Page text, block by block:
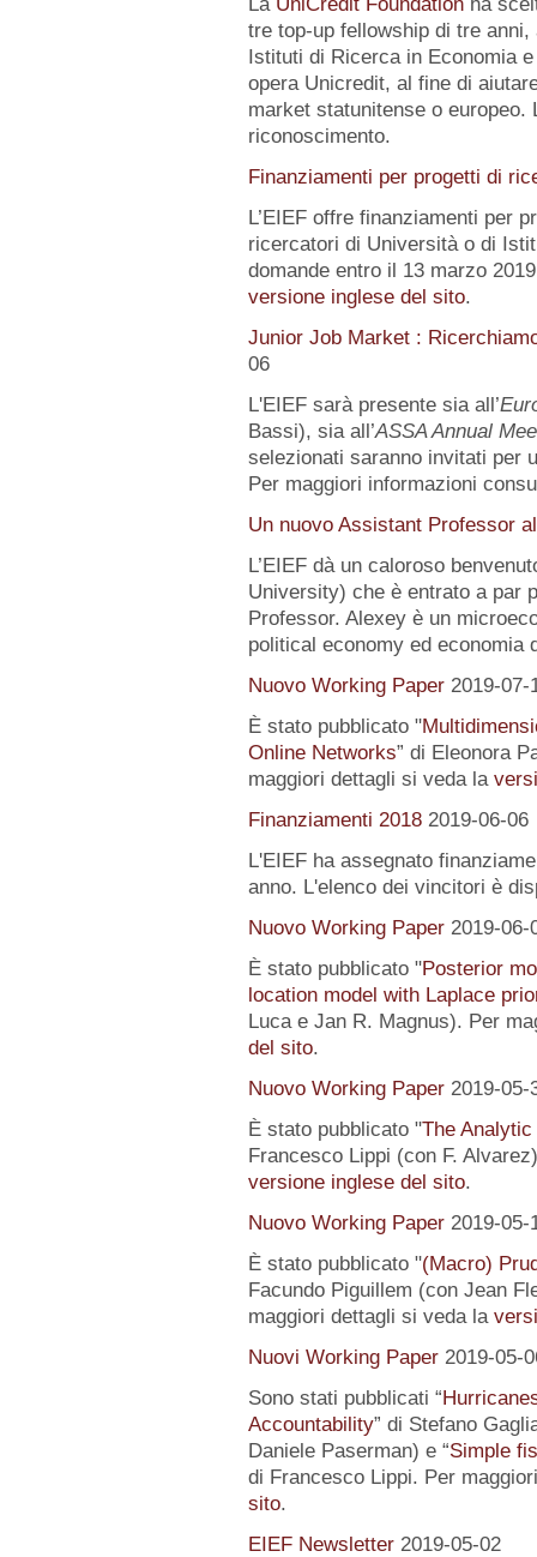
tre top-up fellowship di tre
Istituti di Ricerca in Economia
opera Unicredit, al fine di
market statunitense o europeo.
riconoscimento.
Finanziamenti per progetti di
L’EIEF offre finanziamenti per
ricercatori di Università o di
domande entro il 13 marzo
versione inglese del sito.
Junior Job Market :
06
L'EIEF sarà presente sia all’
Bassi), sia all’ASSA Annual
selezionati saranno invitati per
Per maggiori informazioni
Un nuovo Assistant Professor
L’EIEF dà un caloroso
University) che è entrato a par
Professor. Alexey è un
political economy ed
Nuovo Working Paper 2019-07-
È stato pubblicato "
Online Networks” di Eleonora
maggiori dettagli si veda la
Finanziamenti 2018 2019-06-06
L'EIEF ha assegnato
anno. L'elenco dei vincitori è
Nuovo Working Paper 2019-06-
È stato pubblicato "Posterior
location model with Laplace
Luca e Jan R. Magnus). Per
del sito.
Nuovo Working Paper 2019-05-
È stato pubblicato "The
Francesco Lippi (con F.
versione inglese del sito.
Nuovo Working Paper 2019-05-
È stato pubblicato "(Macro)
Facundo Piguillem (con Jean
maggiori dettagli si veda la
Nuovi Working Paper 2019-05-
Sono stati pubblicati “
Accountability” di Stefano
Daniele Paserman) e “Simple
di Francesco Lippi. Per
sito.
EIEF Newsletter 2019-05-02